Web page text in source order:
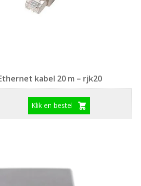
kabel 20 m – rjk20
Klik en bestel